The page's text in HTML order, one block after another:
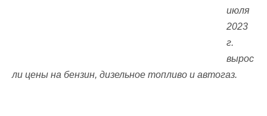
июля
2023
г.
вырос
ли цены на бензин, дизельное топливо и автогаз.